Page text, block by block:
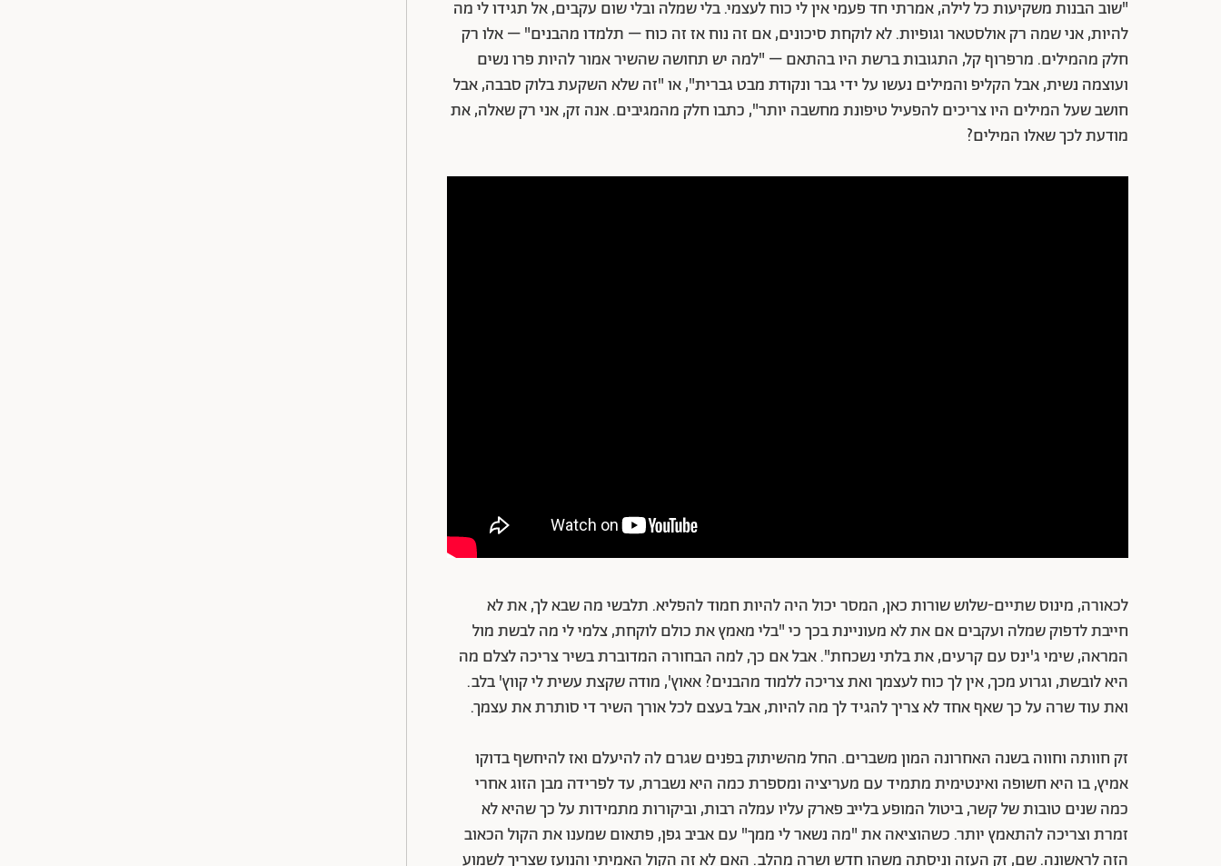
"שוב הבנות משקיעות כל לילה, אמרתי חד פעמי אין לי כוח לעצמי. בלי שמלה ובלי שום עקבים, אל תגידו לי מה
להיות, אני שמה רק אולסטאר וגופיות. לא לוקחת סיכונים, אם זה נוח אז זה כוח – תלמדו מהבנים" – אלו רק
חלק מהמילים. מרפרוף קל, התגובות ברשת היו בהתאם – "למה יש תחושה שהשיר אמור להיות פרו נשים
ועוצמה נשית, אבל הקליפ והמילים נעשו על ידי גבר ונקודת מבט גברית", או "זה שלא השקעת בלוק סבבה, אבל
חושב שעל המילים היו צריכים להפעיל טיפונת מחשבה יותר", כתבו חלק מהמגיבים. אנה זק, אני רק שאלה, את
מודעת לכך שאלו המילים?
לכאורה, מינוס שתיים-שלוש שורות כאן, המסר יכול היה להיות חמוד להפליא. תלבשי מה שבא לך, את לא
חייבת לדפוק שמלה ועקבים אם את לא מעוניינת בכך כי "בלי מאמץ את כולם לוקחת, צלמי לי מה לבשת מול
המראה, שימי ג'ינס עם קרעים, את בלתי נשכחת". אבל אם כך, למה הבחורה המדוברת בשיר צריכה לצלם מה
היא לובשת, וגרוע מכך, אין לך כוח לעצמך ואת צריכה ללמוד מהבנים? אאוץ', מודה שקצת עשית לי קווץ' בלב.
ואת עוד שרה על כך שאף אחד לא צריך להגיד לך מה להיות, אבל בעצם לכל אורך השיר די סותרת את עצמך.
זק חוותה וחווה בשנה האחרונה המון משברים. החל מהשיתוק בפנים שגרם לה להיעלם ואז להיחשף בדוקו
אמיץ, בו היא חשופה ואינטימית מתמיד עם מעריציה ומספרת כמה היא נשברת, עד לפרידה מבן הזוג אחרי
כמה שנים טובות של קשר, ביטול המופע בלייב פארק עליו עמלה רבות, וביקורות מתמידות על כך שהיא לא
זמרת וצריכה להתאמץ יותר. כשהוציאה את "מה נשאר לי ממך" עם אביב גפן, פתאום שמענו את הקול הכאוב
הזה לראשונה. שם, זק העזה וניסתה משהו חדש ושרה מהלב. האם לא זה הקול האמיתי והנועז שצריך לשמוע